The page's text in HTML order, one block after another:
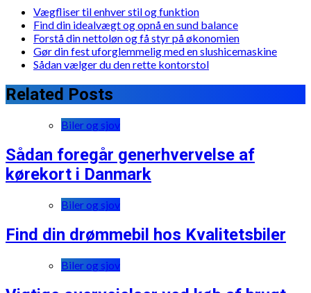
Vægfliser til enhver stil og funktion
Find din idealvægt og opnå en sund balance
Forstå din nettoløn og få styr på økonomien
Gør din fest uforglemmelig med en slushicemaskine
Sådan vælger du den rette kontorstol
Related Posts
Biler og sjov
Sådan foregår generhvervelse af
kørekort i Danmark
Biler og sjov
Find din drømmebil hos Kvalitetsbiler
Biler og sjov